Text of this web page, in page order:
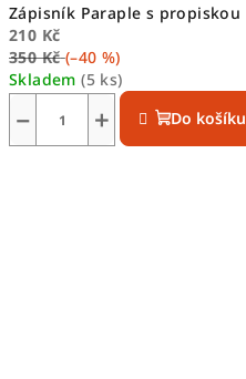
Zápisník Paraple s propiskou
210 Kč
350 Kč (–40 %)
Skladem(5 ks)
+
− Do košíku